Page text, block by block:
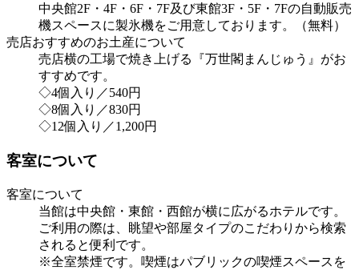
中央館2F・4F・6F・7F及び東館3F・5F・7Fの自動販売
機スペースに製氷機をご用意しております。（無料）
売店おすすめのお土産について
売店横の工場で焼き上げる『万世閣まんじゅう』がお
すすめです。
◇4個入り／540円
◇8個入り／830円
◇12個入り／1,200円
客室について
客室について
当館は中央館・東館・西館が横に広がるホテルです。
ご利用の際は、眺望や部屋タイプのこだわりから検索
されると便利です。
※全室禁煙です。喫煙はパブリックの喫煙スペースを